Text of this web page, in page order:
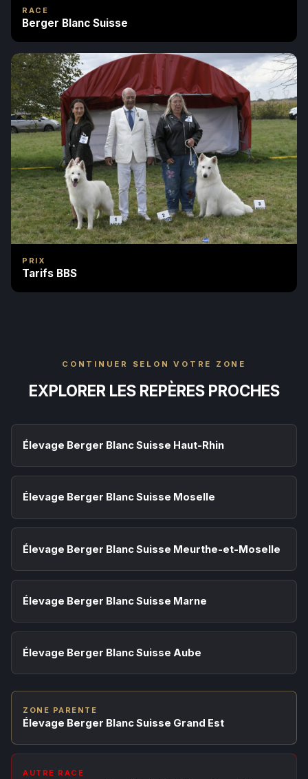
RACE
Berger Blanc Suisse
PRIX
Tarifs BBS
CONTINUER SELON VOTRE ZONE
EXPLORER LES REPÈRES PROCHES
Élevage Berger Blanc Suisse Haut-Rhin
Élevage Berger Blanc Suisse Moselle
Élevage Berger Blanc Suisse Meurthe-et-Moselle
Élevage Berger Blanc Suisse Marne
Élevage Berger Blanc Suisse Aube
ZONE PARENTE
Élevage Berger Blanc Suisse Grand Est
AUTRE RACE